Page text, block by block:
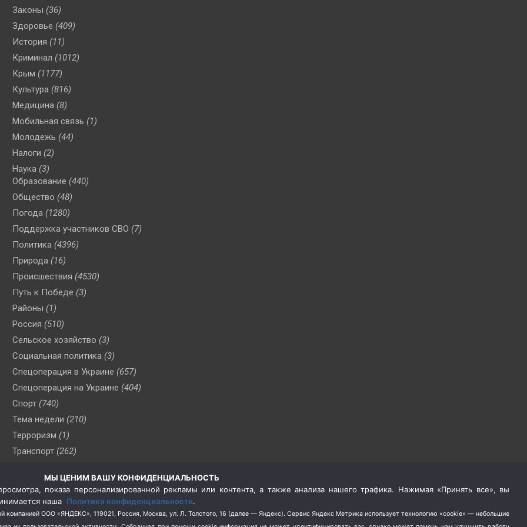
Законы (36)
Здоровье (409)
История (11)
Криминал (1012)
Крым (1177)
Культура (816)
Медицина (8)
Мобильная связь (1)
Молодежь (44)
Налоги (2)
Наука (3)
Образование (440)
Общество (48)
Погода (1280)
Поддержка участников СВО (7)
Политика (4396)
Природа (16)
Происшествия (4530)
Путь к Победе (3)
Районы (1)
Россия (510)
Сельское хозяйство (3)
Социальная политика (3)
Спецоперация в Украине (657)
Спецоперация на Украине (404)
Спорт (740)
Тема недели (210)
Терроризм (1)
Транспорт (262)
(76)
Цены (2)
Школа и спорт (2)
МЫ ЦЕНИМ ВАШУ КОНФИДЕНЦИАЛЬНОСТЬ
показа персонализированной рекламы или контента, а также анализа нашего трафика. Нажимая «Принять все», вы
наша Политика конфиденциальности.
компанией ООО «ЯНДЕКС», 119021, Россия, Москва, ул. Л. Толстого, 16 (далее — Яндекс). Сервис Яндекс Метрика использует технологию «cookie» — небольшие